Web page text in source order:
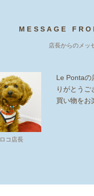
MESSAGE
店長からのメッ
ロコ店長
Le Pontaの
りがとうご
買い物をお